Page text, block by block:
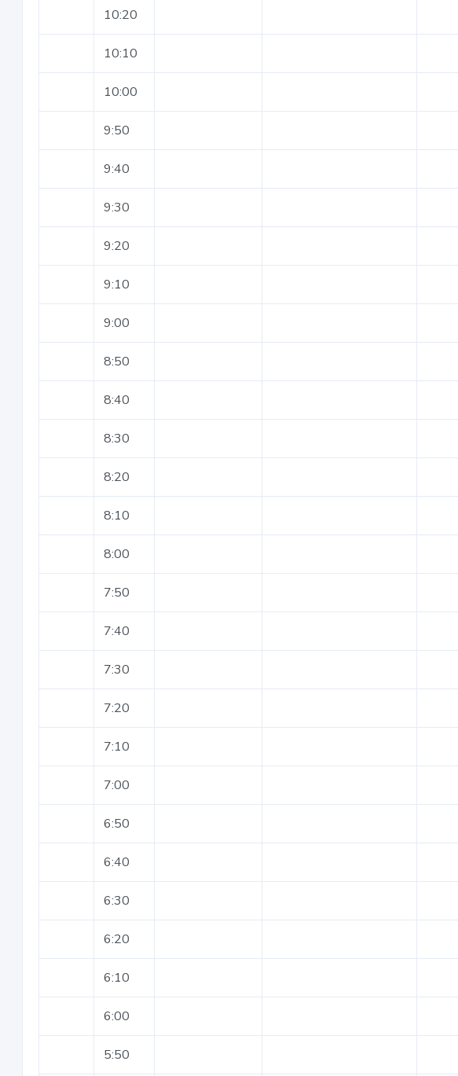
10:20
10:10
10:00
9:50
9:40
9:30
9:20
9:10
9:00
8:50
8:40
8:30
8:20
8:10
8:00
7:50
7:40
7:30
7:20
7:10
7:00
6:50
6:40
6:30
6:20
6:10
6:00
5:50